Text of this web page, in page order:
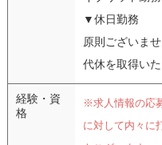
▼休日勤務
原則ございま
代休を取得いた
経験・資
格
※求人情報の応
に対して内々に